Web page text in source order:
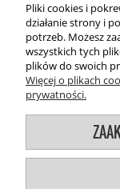
Użytkowanie sklepu
cookies.
Pliki cookies i
działanie strony i
potrzeb. Możesz
wszystkich tych
plików do swoich
Więcej o plikach
prywatności.